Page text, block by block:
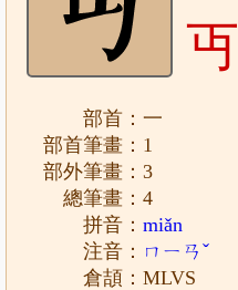
丏
部首：一
部首筆畫：1
部外筆畫：3
總筆畫：4
拼音：miǎn
注音： ㄇㄧㄢˇ
倉頡：MLVS